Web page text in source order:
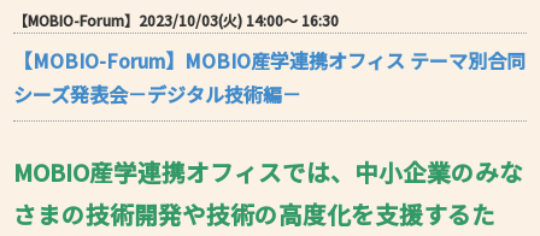
【MOBIO-Forum】2023/10/03(火) 14:00〜 16:30
【MOBIO-Forum】MOBIO産学連携オフィス テーマ別合同
シーズ発表会－デジタル技術編－
MOBIO産学連携オフィスでは、中小企業のみな
さまの技術開発や技術の高度化を支援するた